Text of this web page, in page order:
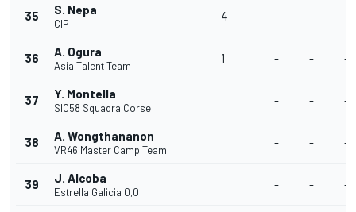
35 S. Nepa
CIP
4 - - -
36 A. Ogura
Asia Talent Team
1 - - -
37 Y. Montella
SIC58 Squadra Corse
- - -
38 A. Wongthananon
VR46 Master Camp Team
- - -
39 J. Alcoba
Estrella Galicia 0,0
- - -